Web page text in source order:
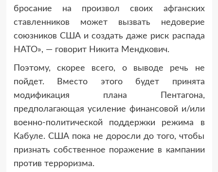
бросание на произвол своих афганских
ставленников может вызвать недоверие
союзников США и создать даже риск распада
НАТО», — говорит Никита Мендкович.
Поэтому, скорее всего, о выводе речь не
пойдет. Вместо этого будет принята
модификация плана Пентагона,
предполагающая усиление финансовой и/или
военно-политической поддержки режима в
Кабуле. США пока не доросли до того, чтобы
признать собственное поражение в кампании
против терроризма.